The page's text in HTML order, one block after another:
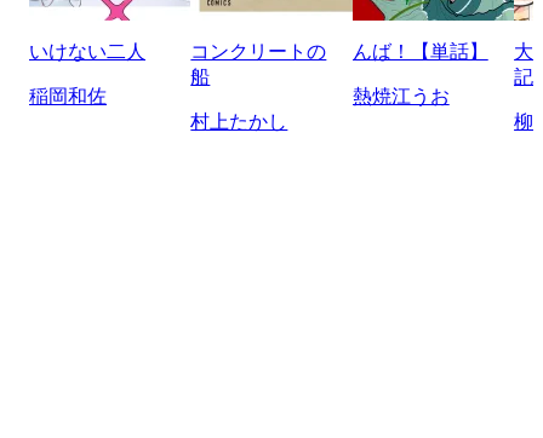
いけない二人
稲岡和佐
コンクリートの
船
村上たかし
んば！【単話】
熱焼江うお
大
記
柳